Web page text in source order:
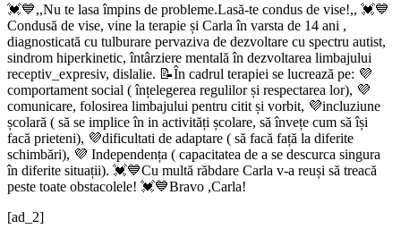
probleme.Lasă-
te
condus
de
vise!,,
💓
💙
Condusă
de
vise,
vine
la
💓💙,,Nu te lasa împins de probleme.Lasă-te condus de vise!,, 💓💙
Condusă de vise, vine la terapie și Carla în varsta de 14 ani ,
diagnosticată cu tulburare pervaziva de dezvoltare cu spectru autist,
sindrom hiperkinetic, întârziere mentală în dezvoltarea limbajului
receptiv_expresiv, dislalie. 📝În cadrul terapiei se lucrează pe: 💜
comportament social ( înțelegerea regulilor și respectarea lor), 💜
comunicare, folosirea limbajului pentru citit și vorbit, 💜incluziune
școlară ( să se implice în in activități școlare, să învețe cum să își
facă prieteni), 💜dificultati de adaptare ( să facă față la diferite
schimbări), 💜 Independența ( capacitatea de a se descurca singura
în diferite situații). 💓💙Cu multă răbdare Carla v-a reuși să treacă
peste toate obstacolele! 💓💙Bravo ,Carla!
[ad_2]